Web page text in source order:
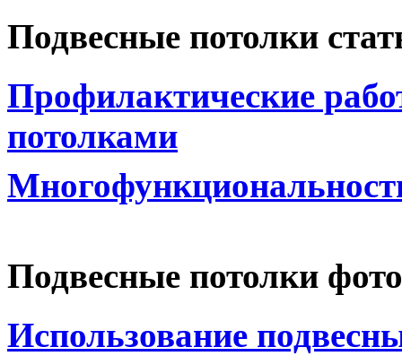
Подвесные потолки
Профилактические
потолками
Подвесные потолки
Использование